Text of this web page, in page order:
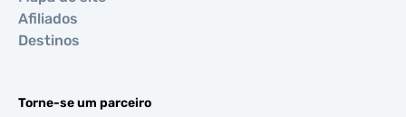
Afiliados
Destinos
Torne-se um parceiro